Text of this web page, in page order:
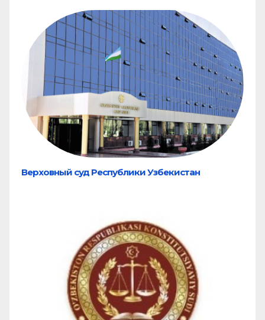
Верховный суд Республики Узбекистан